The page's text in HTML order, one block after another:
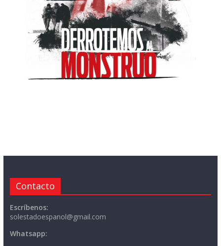
Contacto
Escríbenos:
solestadoespanol@gmail.com
Whatsapp: